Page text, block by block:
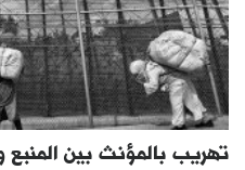
تهريب بالمؤنث بين المنبع